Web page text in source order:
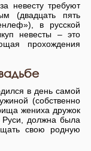
невесту требуют
(двадцать пять
в русской
невесты – это
прохождения
в день самой
(собственно
жениха дружок
Руси, должна была
свою родную